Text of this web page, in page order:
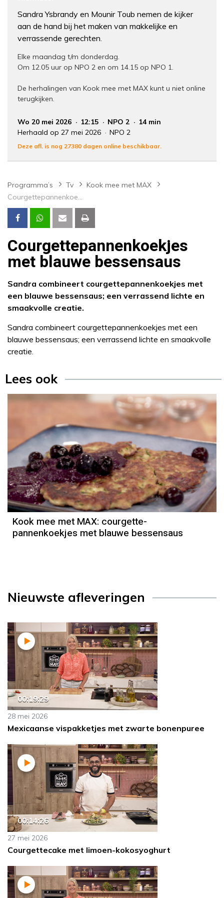
Sandra Ysbrandy en Mounir Toub nemen de kijker
aan de hand bij het maken van makkelijke en
verrassende gerechten.
Elke maandag t/m donderdag.
Om 12.05 uur op NPO 2 en om 14.15 op NPO 1.
De herhalingen van Kook mee met MAX kunt u niet online
terugkijken.
Wo 20 mei 2026 12:15 NPO 2
14 min
Herhaald op 27 mei 2026
NPO 2
Deze afl. is nog 27380 dagen online beschikbaar.
Programma’s Tv
Kook mee met MAX
Courgettepannenkoekjes met blauwe bessensaus
Courgettepannenkoekjes
met blauwe bessensaus
Sandra combineert courgettepannenkoekjes met
een blauwe bessensaus; een verrassend lichte en
smaakvolle creatie.
Sandra combineert courgettepannenkoekjes met een
blauwe bessensaus; een verrassend lichte en smaakvolle
creatie.
Lees ook
Kook mee met MAX: courgette-
pannenkoekjes met blauwe bessensaus
Nieuwste afleveringen
00:19:29
28 mei 2026
Mexicaanse vispakketjes met zwarte bonenpuree
00:14:26
27 mei 2026
Courgettecake met limoen-kokosyoghurt